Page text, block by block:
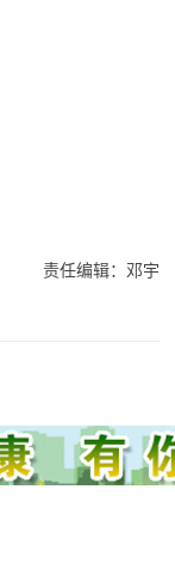
责任编辑：邓宇